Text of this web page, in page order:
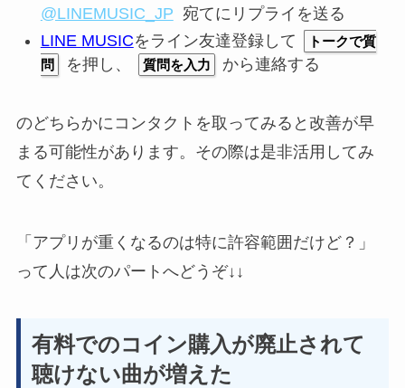
@LINEMUSIC_JP 宛てにリプライを送る
LINE MUSICをライン友達登録して
トークで質
問
を押し、 質問を入力 から連絡する
のどちらかにコンタクトを取ってみると改善が早
まる可能性があります。その際は是非活用してみ
てください。
「 アプリが重くなるのは特に許容範囲だけど？ 」
って人は次のパートへどうぞ↓↓
有料でのコイン購入が廃止されて
聴けない曲が増えた